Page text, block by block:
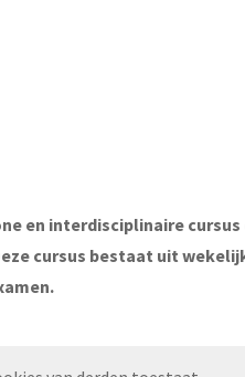
en interdisciplinaire
cursus bestaat uit